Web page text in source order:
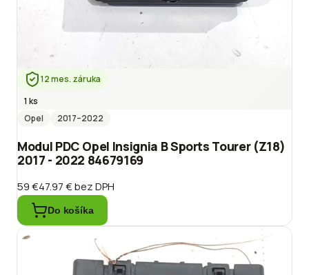
12 mes. záruka
1 ks
Opel
2017–2022
Modul PDC Opel Insignia B Sports Tourer (Z18)
2017 - 2022 84679169
59 €47.97 €bez DPH
Do košíka